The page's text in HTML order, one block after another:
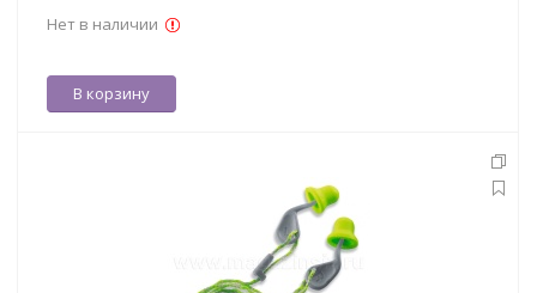
Нет в наличии
В корзину